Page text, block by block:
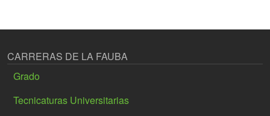
CARRERAS DE LA FAUBA
Grado
Tecnicaturas Universitarias